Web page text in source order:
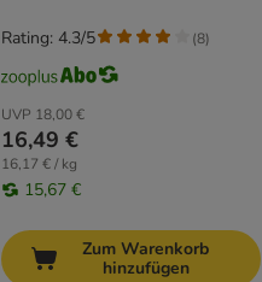
UVP 18,00 €
16,49 €
16,17 € / kg
15,67 €
Rating: 4.3/5 (8)
Zum Warenkorb
hinzufügen